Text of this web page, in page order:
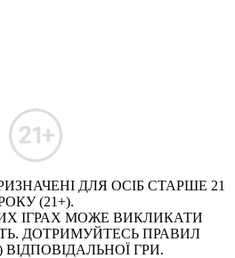
ДЛЯ ОСІБ СТАРШЕ 21
(21+).
ІГРАХ МОЖЕ ВИКЛИКАТИ
ДОТРИМУЙТЕСЬ ПРАВИЛ
ГРИ.